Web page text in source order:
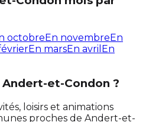
octobreEn novembreEn
En marsEn avril En
et-Condon ?
loisirs et animations
proches de Andert-et-